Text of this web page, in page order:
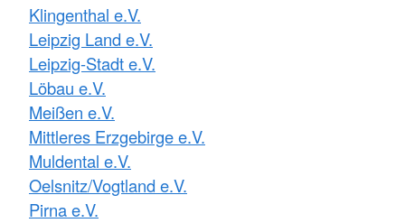
Klingenthal e.V.
Leipzig Land e.V.
Leipzig-Stadt e.V.
Löbau e.V.
Meißen e.V.
Mittleres Erzgebirge e.V.
Muldental e.V.
Oelsnitz/Vogtland e.V.
Pirna e.V.